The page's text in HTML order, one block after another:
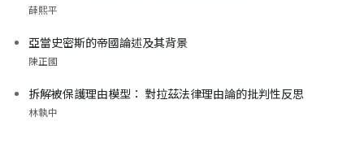
薛熙平
亞當史密斯的帝國論述及其背景
陳正國
拆解被保護理由模型： 對拉茲法律理由論的批判性反思
林執中